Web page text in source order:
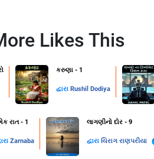
Likes This
કરુણા - 1
દ્વારા Rushil Dodiya
રાત - 1
Zarnaba
લાગણીનો દોર - 9
દ્વારા ચિરાગ રાણપરીયા